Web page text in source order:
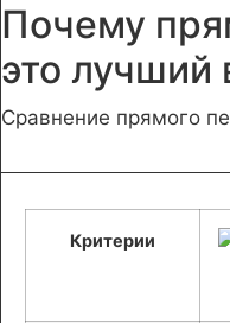
Почему
это лучший
Сравнение прямого
Критерии